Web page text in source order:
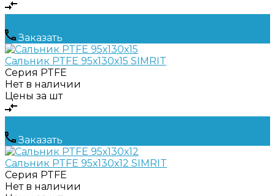
Заказать
Сальник PTFE 95х130х15 SIMRIT
Серия PTFE
Нет в наличии
Цены за шт
Заказать
Сальник PTFE 95х130х12 SIMRIT
Серия PTFE
Нет в наличии